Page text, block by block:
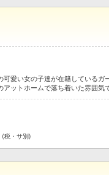
可愛い女の子達が在籍しているガ
アットホームで落ち着いた雰囲気
(税・サ別)